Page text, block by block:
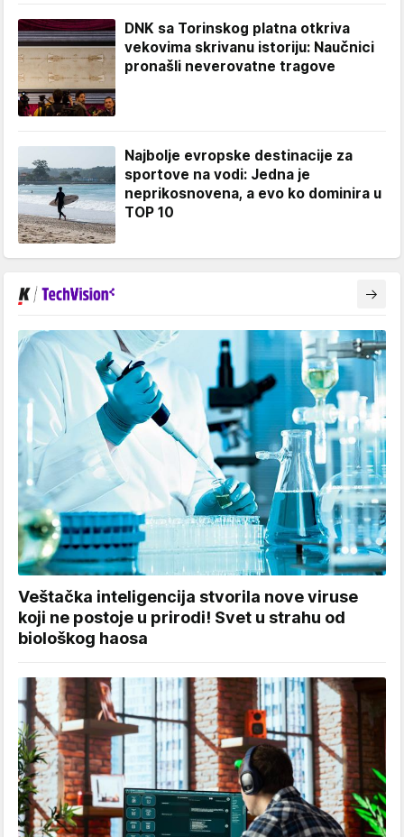
DNK sa Torinskog platna otkriva
vekovima skrivanu istoriju: Naučnici
pronašli neverovatne tragove
Najbolje evropske destinacije za
sportove na vodi: Jedna je
neprikosnovena, a evo ko dominira u
TOP 10
Veštačka inteligencija stvorila nove viruse
koji ne postoje u prirodi! Svet u strahu od
biološkog haosa